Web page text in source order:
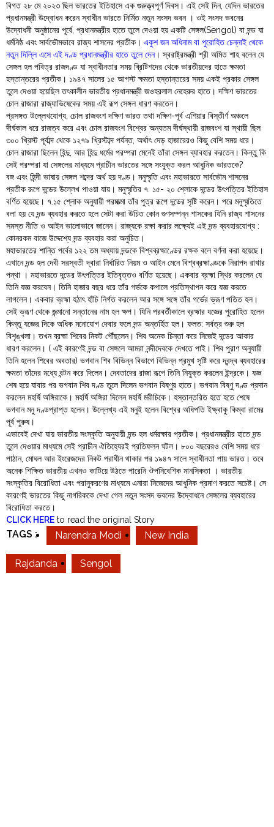
বিগত ২৮ মে ২০২৩ ছিল ভারতের ইতিহাসে এক গুরুত্ত্বপূর্ণ দিবস। এই সেই দিন, যেদিন ভারতের
প্রধানমন্ত্রী উদ্বোধন করেন স্বাধীন ভারতে নির্মিত নতুন সংসদ ভবন । ওই সংসদ ভবনের
উদ্বোধনী অনুষ্ঠানের পূর্বে, প্রধানমন্ত্রীর হাতে তুলে দেওয়া হয় একটি সেঙ্গল(Sengol) বা দন্ড যা
ধর্মনিষ্ঠ এবং সার্বভৌমভাবে রাজ্য শাসনের প্রতীক। একুশ জন অধিনাম বা পুরোহিত চেন্নাই থেকে
নতুন দিল্লি এসে এই দণ্ড প্রধানমন্ত্রীর হাতে তুলে দেন। স্বরাষ্ট্রমন্ত্রী শ্রী অমিত শাহ বলেন যে
সেঙ্গল হল পবিত্র রাজদণ্ড যা স্বাধীনতার সময় ব্রিটিশদের থেকে ভারতীয়দের হাতে ক্ষমতা
হস্তান্তরের প্রতীক। ১৯৪৭ সালের ১৫ আগস্ট ক্ষমতা হস্তান্তরের সময় একই প্রকার সেঙ্গল
তুলে দেওয়া হয়েছিল তৎকালীন ভারতীয় প্রধানমন্ত্রী জওহরলাল নেহেরুর হাতে। দক্ষিণ ভারতের
চোল রাজারা রাজ্যাভিষেকের সময় এই রূপ সেঙ্গল ধারণ করতেন।
প্রসঙ্গত উল্লেখযোগ্য, চোল রাজবংশ দক্ষিণ ভারত তথা দক্ষিণ-পূর্ব এশিয়ার বিস্তীর্ণ অঞ্চলে
দীর্ঘকাল ধরে রাজত্ব করে এবং চোল রাজবংশ বিশ্বের অন্যতম দীর্ঘস্থায়ী রাজবংশ যা স্থায়ী ছিল
৩০০ খ্রিস্ট পূর্বাব্দ থেকে ১২৭৯ খ্রিস্টাব্দ পর্যন্ত, অর্থাৎ দেড় হাজারেরও কিছু বেশি সময় ধরে।
চোল রাজারা ছিলেন হিন্দু, আর হিন্দু ধর্মের পরম্পরা মেনেই তাঁরা সেঙ্গল ব্যাবহার করতেন। কিন্তু কি
সেই পরম্পরা যা সেঙ্গলের মাধ্যমে প্রাচীন ভারতের সঙ্গে সংযুক্ত করল আধুনিক ভারতকে?
বঙ্গ এবং হিন্দী ভাষায় সেঙ্গল শব্দের অর্থ হয় দণ্ড। মনুস্মৃতি এবং মহাভারতে সার্বভৌম শাসনের
প্রতীক রূপে দন্ডের উল্লেখ পাওয়া যায়। মনুস্মৃতির ৭. ১৫- ২০ শ্লোকে দন্ডের উৎপত্তির ইতিহাস
বর্ণিত হয়েছে। ৭.১৫ শ্লোক অনুযায়ী পরমাত্মা তাঁর পুত্র রূপে দন্ডের সৃষ্টি করেন। পরে মনুস্মৃতিতে
বলা হয় যে দন্ড ব্যবহার করতে হলে সেটা করা উচিত কোন গুণসম্পন্ন শাসকের যিনি রাজ্য শাসনের
সমস্ত নীতি ও আইন ভালোভাবে জানেন। রাজ্যকে রক্ষা করার লক্ষ্যেই এই দন্ড ব্যবহারযোগ্য :
কোনরকম বাজে উদ্দেশ্যে দন্ড ব্যবহার করা অনুচিত।
মহাভারতের শান্তি পর্বের ১২২ তম অধ্যায় দন্ডকে বিশ্বব্রহ্মাণ্ডের রক্ষক বলে বর্ণনা করা হয়েছে।
এখানে দন্ড হল দেবী সরস্বতী দ্বারা নির্ধারিত নিয়ম ও আইন মেনে বিশ্বব্রহ্মাণ্ডকে নিরাপদ রাখার
পন্থা । মহাভারতে দন্ডের উৎপত্তির ইতিবৃত্তও বর্ণিত হয়েছে। একবার ব্রহ্মা স্থির করলেন যে
তিনি যজ্ঞ করবেন। তিনি হাজার বছর ধরে তাঁর গর্ভকে কপালে প্রতিস্থাপন করে যজ্ঞ করতে
লাগলেন। একবার ব্রহ্মা হঠাৎ হাঁচি নির্গত করলেন আর সঙ্গে সঙ্গে তাঁর গর্ভের ভ্রূণ পতিত হল।
সেই ভ্রূণ থেকে জন্মানো সন্তানের নাম হল ক্ষপ। যিনি পরবর্তীকালে ব্রহ্মার যজ্ঞের পুরোহিত হলেন
কিন্তু যজ্ঞের দিকে অধিক মনোযোগ দেবার ফলে দন্ড অন্তর্হিত হল। ফলত: সর্বত্র শুরু হল
বিশৃঙ্খলা। তখন ব্রহ্মা শিবের নিকট পৌঁছলেন। শিব অনেক চিন্তা করে নিজেই দন্ডের আকার
ধারণ করলেন। ( এই কারণেই দন্ড বা সেঙ্গলে আমরা নন্দীদেবকে দেখতে পাই। শিব পুরাণ অনুযায়ী
তিনি হলেন শিবের অবতার) ভগবান শিব বিভিন্ন বিভাগে বিভিন্ন প্রমুখ সৃষ্টি করে দ্বন্দ্ব ব্যবহারের
ক্ষমতা তাঁদের মধ্যে বন্টন করে দিলেন। দেবতাদের রাজা রূপে তিনি নিযুক্ত করলেন ইন্দ্রকে। যজ্ঞ
শেষ হয়ে যাবার পর ভগবান শিব দণ্ড তুলে দিলেন ভগবান বিষ্ণুর হাতে। ভগবান বিষ্ণু দণ্ড প্রদান
করলেন মহর্ষি অঙ্গিরাকে। মহর্ষি অঙ্গিরা দিলেন মহর্ষি মরীচিকে। হস্তান্তরিত হতে হতে শেষে
ভগবান মনু দণ্ডপ্রাপ্ত হলেন। উল্লেখ্য এই মনুই হলেন বিশ্বের অধিপতি ইক্ষ্বাকু কিম্বা রামের
পূর্ব পুরুষ।
এভাবেই দেখা যায় ভারতীয় সংস্কৃতি অনুযায়ী দন্ড হল ধর্মরক্ষার প্রতীক। প্রধানমন্ত্রীর হাতে দন্ড
তুলে দেওয়ার মাধ্যমে সেই প্রাচীন ঐতিহ্যেরই প্রতিফলন ঘটল। ৮০০ বছরেরও বেশি সময় ধরে
পাঠান, মোঘল আর ইংরেজদের নিকট পরাধীন থাকার পর ১৯৪৭ সালে স্বাধীনতা পায় ভারত। তবে
অনেক শিক্ষিত ভারতীয় এখনও কাটিয়ে উঠতে পারেনি ঔপনিবেশিক মানসিকতা । ভারতীয়
সংস্কৃতির বিরোধিতা এবং পরানুকরণের মাধ্যমে এনারা নিজেদের আধুনিক প্রমাণ করতে সচেষ্ট। সে
কারণেই ভারতের কিছু নাগরিককে দেখা গেল নতুন সংসদ ভবনের উদ্বোধনে সেঙ্গলের ব্যবহারের
বিরোধিতা করতে।
CLICK HERE to read the original Story
TAGS : Narendra Modi New India
Rajdanda Sengol